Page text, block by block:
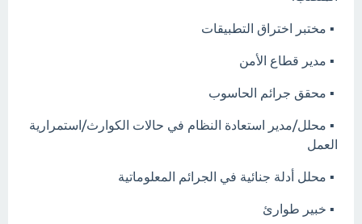
▪️ مختبر اختراق التطبيقات
▪️ مدير قطاع الأمن
▪️ محقق جرائم الحاسوب
▪️ محلل/مدير استعادة النظام في حالات الكوارث/استمرارية
العمل
▪️ محلل أدلة جنائية في الجرائم المعلوماتية
▪️ خبير طوارئ